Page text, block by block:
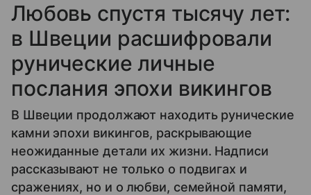
Любовь спустя тысячу лет:
в Швеции расшифровали
рунические личные
послания эпохи викингов
В Швеции продолжают находить рунические
камни эпохи викингов, раскрывающие
неожиданные детали их жизни. Надписи
рассказывают не только о подвигах и
сражениях, но и о любви, семейной памяти,